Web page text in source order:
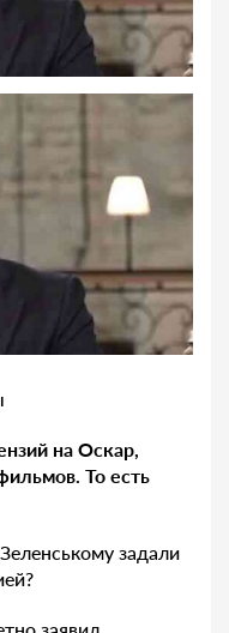
на Оскар,
То есть
задали
заявил